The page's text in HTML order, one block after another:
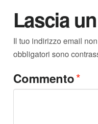
Lascia
Il tuo indirizzo email
obbligatori sono
Commento*